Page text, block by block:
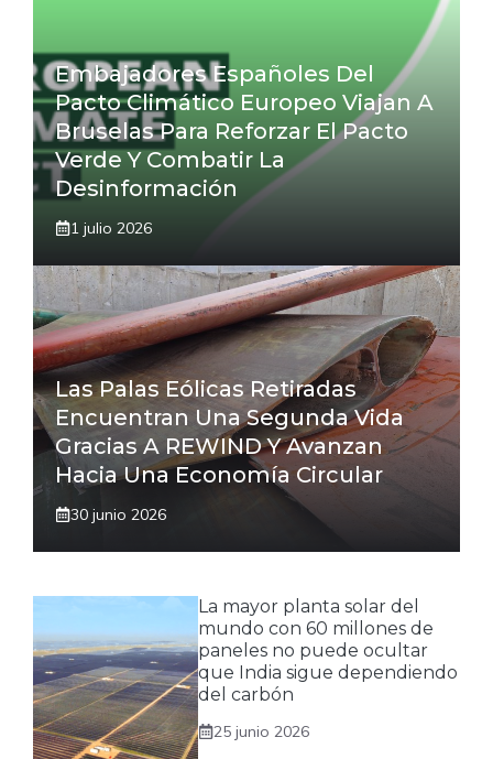
Embajadores Españoles Del
Pacto Climático Europeo Viajan A
Bruselas Para Reforzar El Pacto
Verde Y Combatir La
Desinformación
1 julio 2026
Las Palas Eólicas Retiradas
Encuentran Una Segunda Vida
Gracias A REWIND Y Avanzan
Hacia Una Economía Circular
30 junio 2026
La mayor planta solar del
mundo con 60 millones de
paneles no puede ocultar
que India sigue dependiendo
del carbón
25 junio 2026